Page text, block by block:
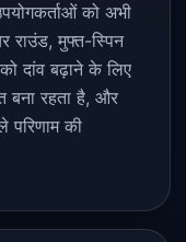
को अभी
राउंड, मुफ्त-स्पिन
दांव बढ़ाने के लिए
रहता है, और
परिणाम की